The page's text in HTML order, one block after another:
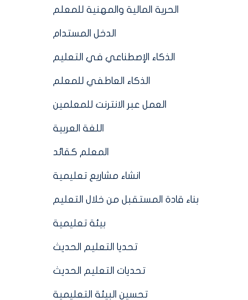
الحرية المالية والمهنية للمعلم
الدخل المستدام
الذكاء الإصطناعي في التعليم
الذكاء العاطفي للمعلم
العمل عبر الانترنت للمعلمين
اللغة العربية
المعلم كقائد
انشاء مشاريع تعليمية
بناء قادة المستقبل من خلال التعليم
بيئة تعليمية
تحديا التعليم الحديث
تحديات التعليم الحديث
تحسين البيئة التعليمية